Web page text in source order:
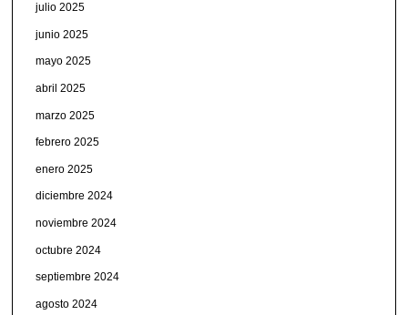
julio 2025
junio 2025
mayo 2025
abril 2025
marzo 2025
febrero 2025
enero 2025
diciembre 2024
noviembre 2024
octubre 2024
septiembre 2024
agosto 2024